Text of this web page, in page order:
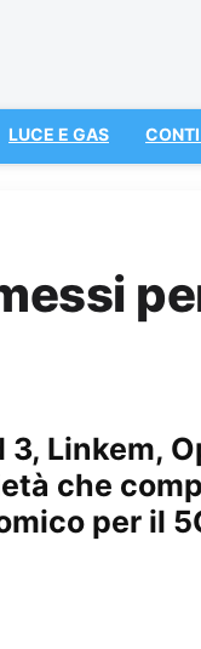
LUCE E GAS
Linkem,
che
per il